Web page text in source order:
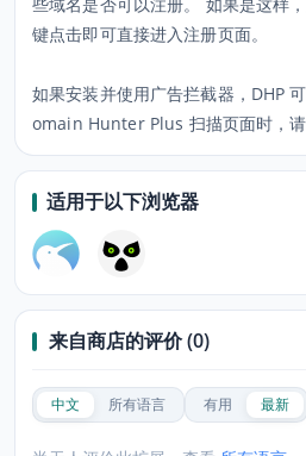
键点击即可直接进入注册页面。
如果安装并使用广告拦截器，DHP
omain Hunter Plus 扫描页面时，请
适用于以下浏览器
来自商店的评价 (0)
中文 所有语言 有用 最新